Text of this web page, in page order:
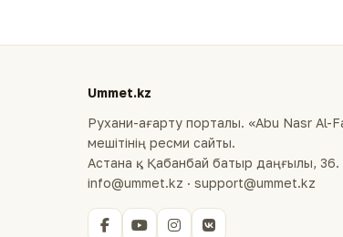
Ummet.kz
Рухани-ағарту порталы. «Abu Nasr Al-
мешітінің ресми сайты.
Астана қ., Қабанбай батыр даңғылы, 36.
info@ummet.kz · support@ummet.kz